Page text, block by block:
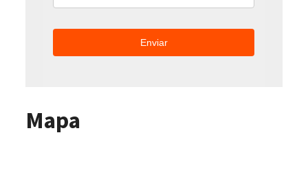
Mapa